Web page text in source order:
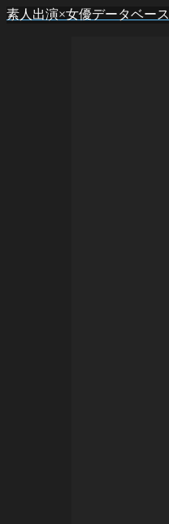
素人出演×女優データベース